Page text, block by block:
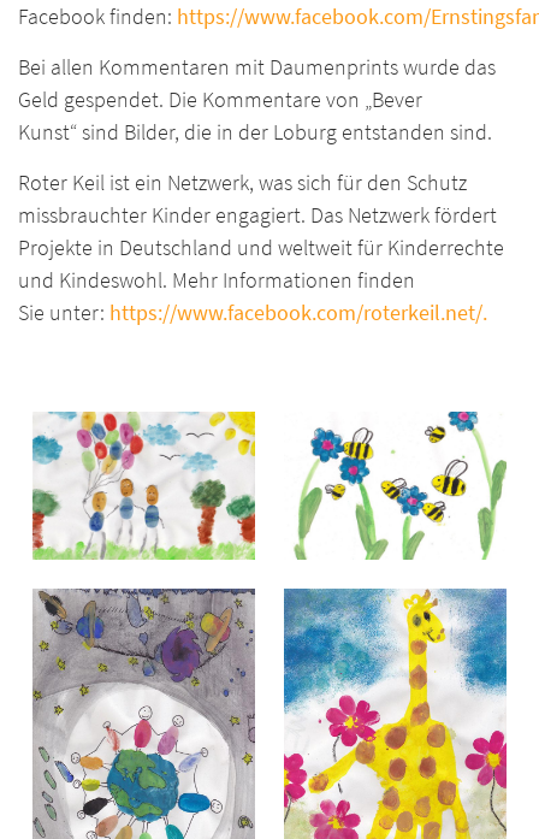
Facebook finden: https://www.facebook.com/
Bei allen Kommentaren mit Daumenprints wurde das
Geld gespendet. Die Kommentare von „Bever
Kunst“ sind Bilder, die in der Loburg entstanden sind.
Roter Keil ist ein Netzwerk, was sich für den Schutz
missbrauchter Kinder engagiert. Das Netzwerk fördert
Projekte in Deutschland und weltweit für Kinderrechte
und Kindeswohl. Mehr Informationen finden
Sie unter: https://www.facebook.com/roterkeil.net/.